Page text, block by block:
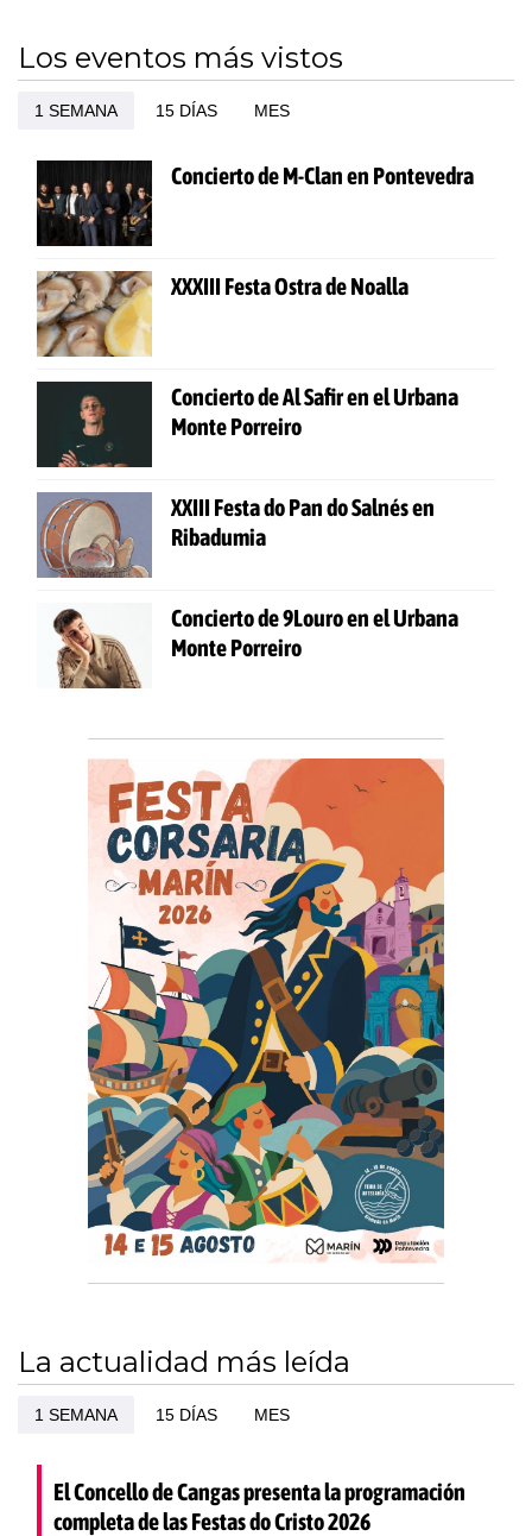
Los eventos más vistos
1 SEMANA 15 DÍAS MES
Concierto de M-Clan en Pontevedra
XXXIII Festa Ostra de Noalla
Concierto de Al Safir en el Urbana
Monte Porreiro
XXIII Festa do Pan do Salnés en
Ribadumia
Concierto de 9Louro en el Urbana
Monte Porreiro
La actualidad más leída
1 SEMANA 15 DÍAS MES
El Concello de Cangas presenta la programación
completa de las Festas do Cristo 2026